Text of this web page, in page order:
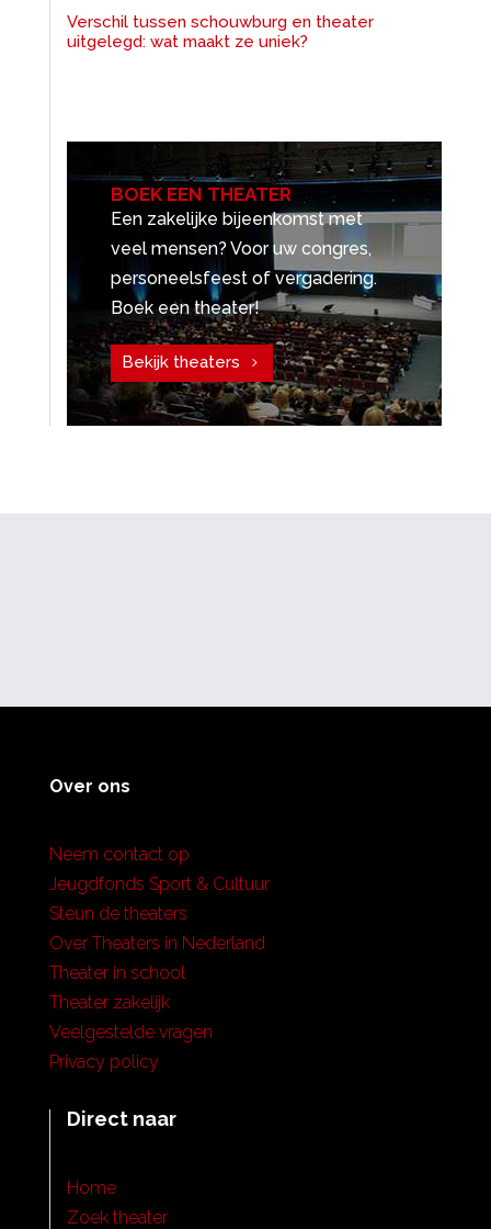
Verschil tussen schouwburg en theater
uitgelegd: wat maakt ze uniek?
BOEK EEN THEATER
Een zakelijke bijeenkomst met
veel mensen? Voor uw congres,
personeelsfeest of vergadering.
Boek een theater!
Bekijk theaters
Over ons
Neem contact op
Jeugdfonds Sport & Cultuur
Steun de theaters
Over Theaters in Nederland
Theater in school
Theater zakelijk
Veelgestelde vragen
Privacy policy
Direct naar
Home
Zoek theater